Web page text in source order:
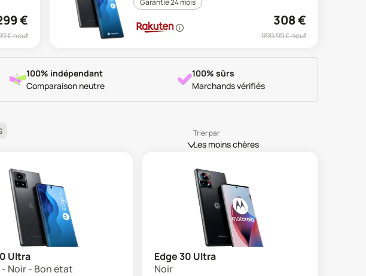
€
€ neuf
Garantie 24 mois
308€
999,99€ neuf
100% indépendant
Comparaison neutre
100% sûrs
Marchands vérifiés
Trier par
Les moins chères
Ultra
- Noir - Bon état
Edge 30 Ultra
Noir